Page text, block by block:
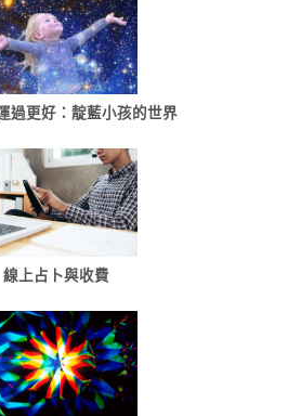
過更好：靛藍小孩的世界
線上占卜與收費